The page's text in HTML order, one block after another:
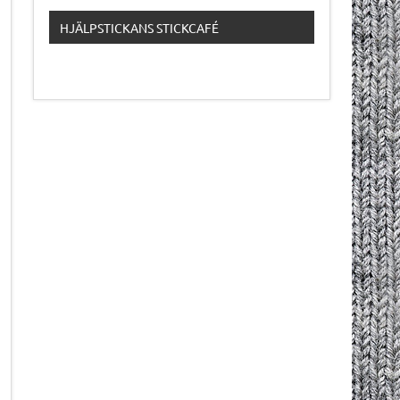
HJÄLPSTICKANS STICKCAFÉ